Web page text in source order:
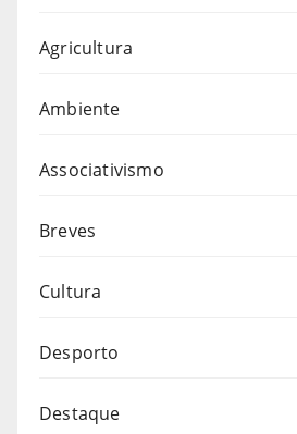
Agricultura
Ambiente
Associativismo
Breves
Cultura
Desporto
Destaque